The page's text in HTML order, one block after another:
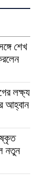
শেখ
লক্ষ্য
আহ্বান
নতুন